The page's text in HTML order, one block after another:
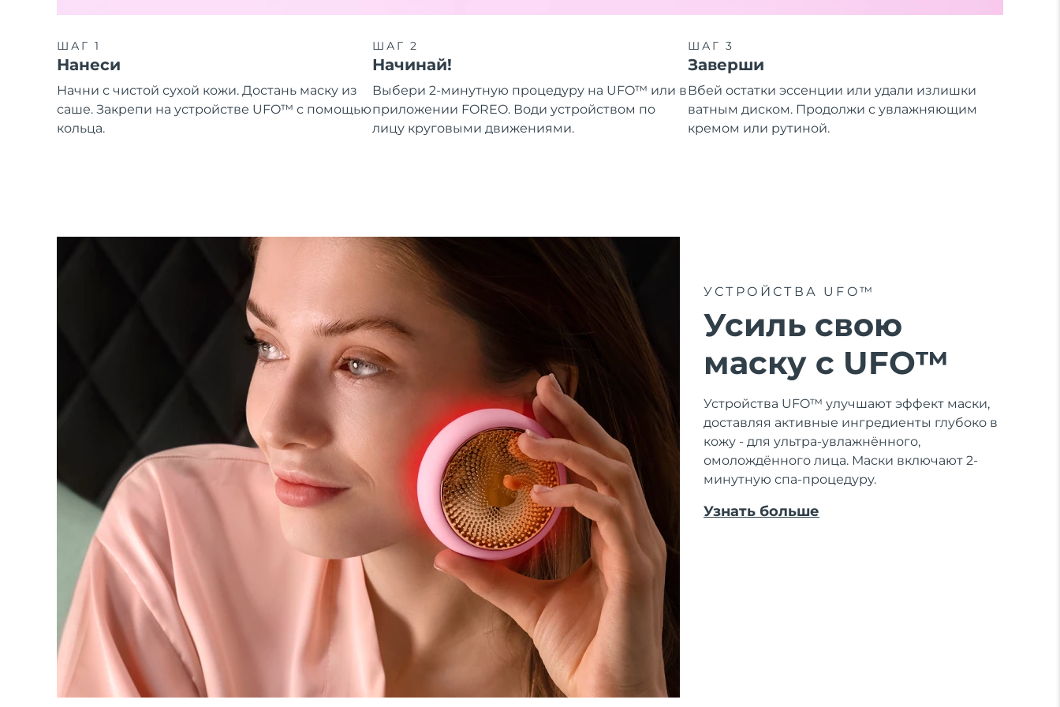
ШАГ 1
Нанеси
Начни с чистой сухой кожи. Достань маску из
саше. Закрепи на устройстве UFO™ с помощью
кольца.
ШАГ 2
Начинай!
Выбери 2-минутную процедуру на UFO™ или в
приложении FOREO. Води устройством по
лицу круговыми движениями.
ШАГ 3
Заверши
Вбей остатки эссенции или удали излишки
ватным диском. Продолжи с увлажняющим
кремом или рутиной.
УСТРОЙСТВА UFO™
Усиль свою
маску с UFO™
Устройства UFO™ улучшают эффект маски,
доставляя активные ингредиенты глубоко в
кожу - для ультра-увлажнённого,
омолождённого лица. Маски включают 2-
минутную спа-процедуру.
Узнать больше